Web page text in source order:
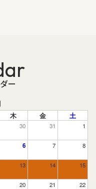
ー
木 金 土
30 31 1
6 7 8
13 14 15
20 21 22